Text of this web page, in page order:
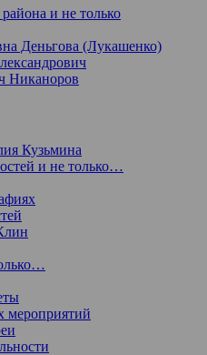
и не только
Деньгова (Лукашенко)
Никаноров
Кузьмина
и не только…
мероприятий